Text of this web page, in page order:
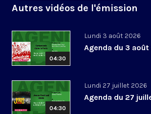
Autres vidéos de l'émission
04:30
Lundi 3 août 2026
Agenda du 3
04:30
Lundi 27 juillet 2026
Agenda du 27